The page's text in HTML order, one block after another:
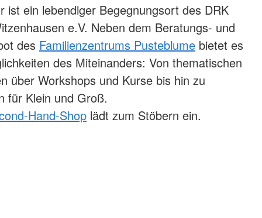
ist ein lebendiger Begegnungsort des DRK
e.V. Neben dem Beratungs- und
des Familienzentrums Pusteblume bietet es
des Miteinanders: Von thematischen
über Workshops und Kurse bis hin zu
für Klein und Groß.
Hand-Shop lädt zum Stöbern ein.